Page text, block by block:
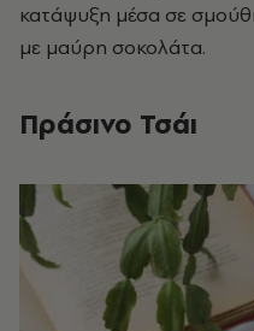
κατάψυξη μέσα σε
με μαύρη σοκολάτα.
Πράσινο Τσάι